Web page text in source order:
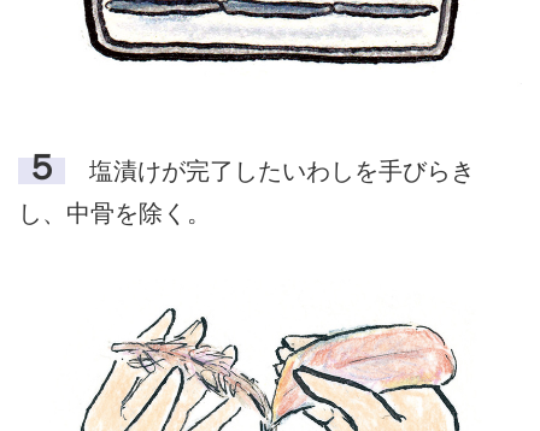
５
塩漬けが完了したいわしを手びらき
し、中骨を除く。